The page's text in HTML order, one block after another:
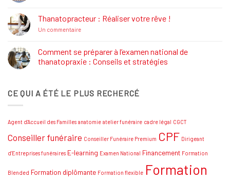
Job
Dating
Salon
SUD
Thanatopracteur : Réaliser votre rêve !
Un commentairesur
Réaliser
votre
rêve
Comment se préparer à l’examen national de
thanatopraxie : Conseils et stratégies
Comment
se
national
thanatopraxie
Conseils
CE QUI A ÉTÉ LE PLUS RECHERCÉ
Agent d'Accueil des Familles anatomie atelier funéraire cadre légal CGCT
Conseiller funéraire Conseiller Funéraire Premium CPF Dirigeant
d'Entreprises funéraires E-learning Examen National Financement Formation
Blended Formation diplômante Formation flexible Formation